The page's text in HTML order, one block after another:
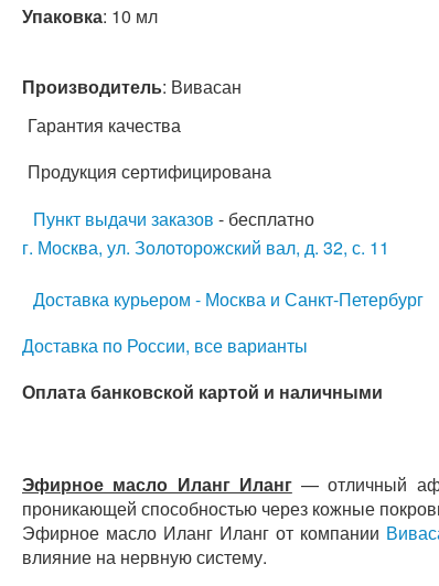
Упаковка: 10 мл
Производитель: Вивасан
Гарантия качества
Продукция сертифицирована
Пункт выдачи заказов - бесплатно
г. Москва, ул. Золоторожский вал, д. 32, с. 11
Доставка курьером - Москва и Санкт-Петербург
Доставка по России, все варианты
Оплата банковской картой и наличными
Эфирное масло Иланг Иланг— отличный
проникающей способностью через кожные
Эфирное масло Иланг Иланг от компании
влияние на нервную систему.